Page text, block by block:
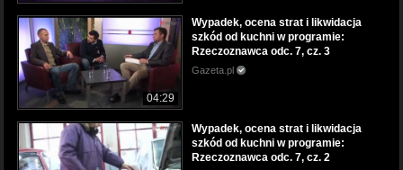
04:29
Wypadek, ocena strat i likwidacja
szkód od kuchni w programie:
Rzeczoznawca odc. 7, cz. 3
Gazeta.pl
Wypadek, ocena strat i likwidacja
szkód od kuchni w programie:
Rzeczoznawca odc. 7, cz. 2